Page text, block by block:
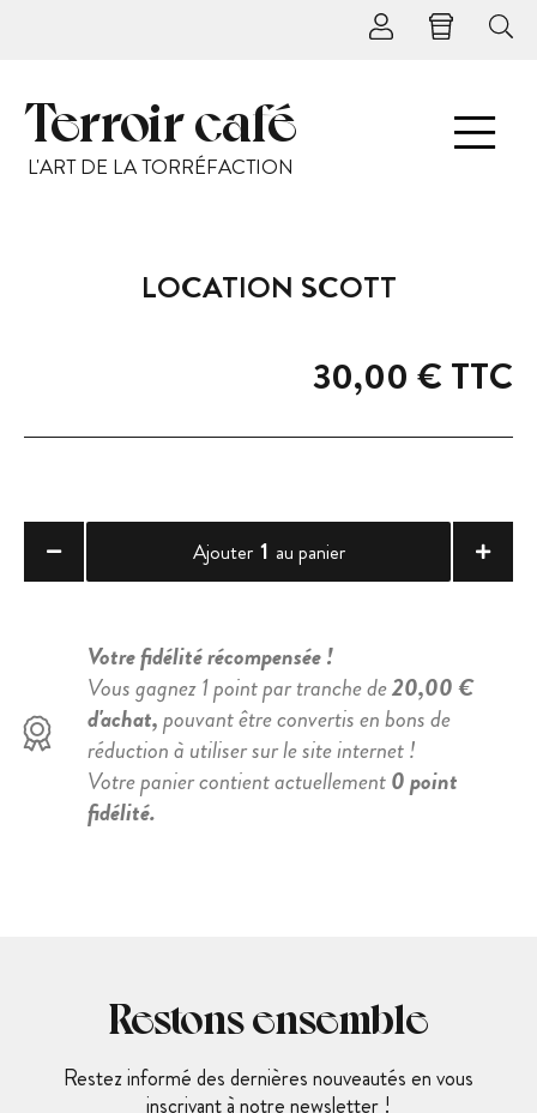
Terroir café
L'ART DE LA TORRÉFACTION
LOCATION SCOTT
30,00 € TTC
Ajouter 1 au panier
Votre fidélité récompensée !
Vous gagnez 1 point par tranche de20,00 €
d'achat,pouvant être convertis en bons de
réduction à utiliser sur le site internet !
Votre panier contient actuellement0 point
fidélité.
Restons ensemble
Restez informé des dernières nouveautés en vous
inscrivant à notre newsletter !